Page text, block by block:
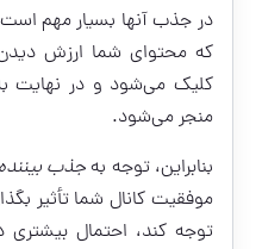
در جذب آنها بسیار مهم
که محتوای شما ارزش
کلیک می‌شود و در نهایت
منجر می‌شود.
بنابراین، توجه بهجذب بیننده
موفقیت کانال شما تأثیر
توجه کند، احتمال